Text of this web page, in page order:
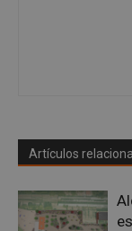
Artículos